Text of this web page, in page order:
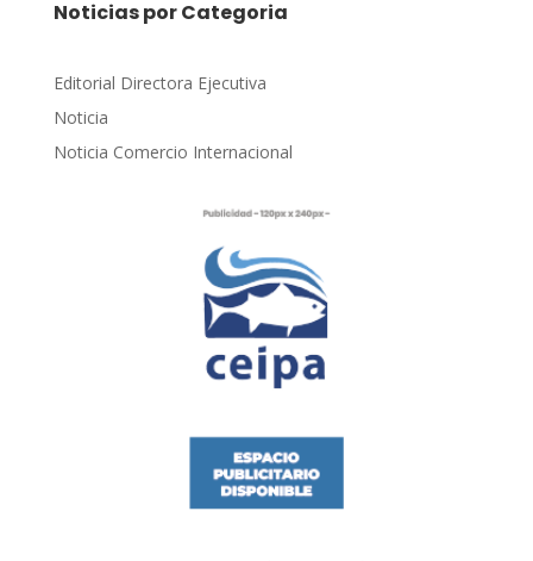
Noticias por Categoria
Editorial Directora Ejecutiva
Noticia
Noticia Comercio Internacional